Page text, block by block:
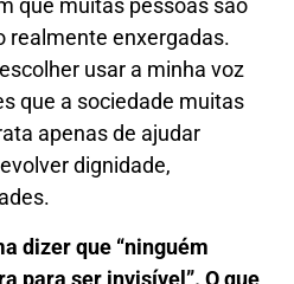
que muitas pessoas são
realmente enxergadas.
usar a minha voz
que a sociedade muitas
apenas de ajudar
dignidade,
dizer que “ninguém
para ser invisível”. O que